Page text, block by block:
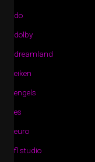
do
dolby
dreamland
eiken
engels
es
euro
fl studio